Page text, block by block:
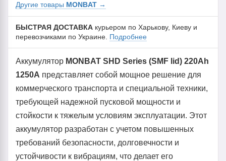
Другие товары MONBAT →
БЫСТРАЯ ДОСТАВКА курьером по Харькову, Киеву и
перевозчиками по Украине. Подробнее
Аккумулятор MONBAT SHD Series (SMF lid) 220Ah
1250A представляет собой мощное решение для
коммерческого транспорта и специальной техники,
требующей надежной пусковой мощности и
стойкости к тяжелым условиям эксплуатации. Этот
аккумулятор разработан с учетом повышенных
требований безопасности, долговечности и
устойчивости к вибрациям, что делает его